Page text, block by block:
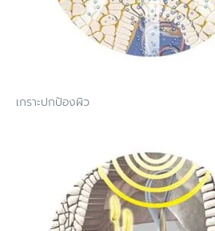
เกราะปกป้องผิว